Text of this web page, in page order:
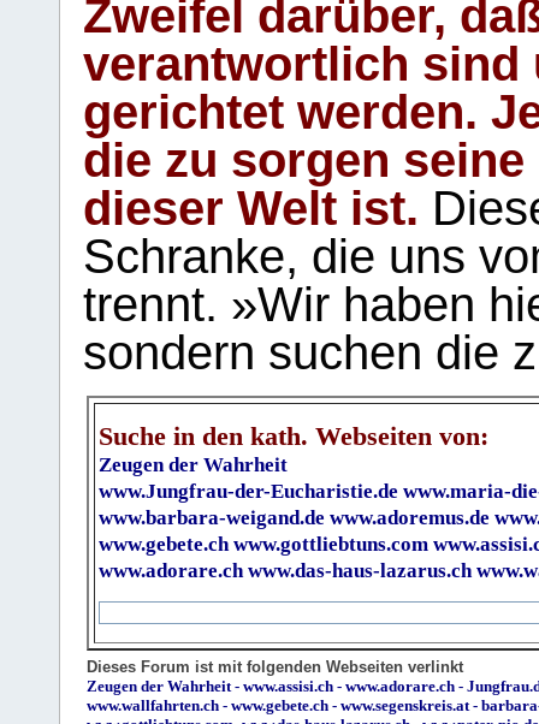
Zweifel darüber,
verantwortlich sind
gerichtet werden.
die zu sorgen
dieser Welt ist.
Schranke, die uns
trennt. »Wir haben
sondern suchen die
Suche in den kath. Webseiten von:
Zeugen der Wahrheit
www.Jungfrau-der-Eucharistie.de www.maria-
www.barbara-weigand.de www.adoremus.de
www.gebete.ch www.gottliebtuns.com
www.adorare.ch www.das-haus-lazarus.ch
Dieses Forum ist mit folgenden Webseiten verlinkt
Zeugen der Wahrheit- www.assisi.ch - www.adorare.ch -
www.wallfahrten.ch - www.gebete.ch - www.segenskreis.at-